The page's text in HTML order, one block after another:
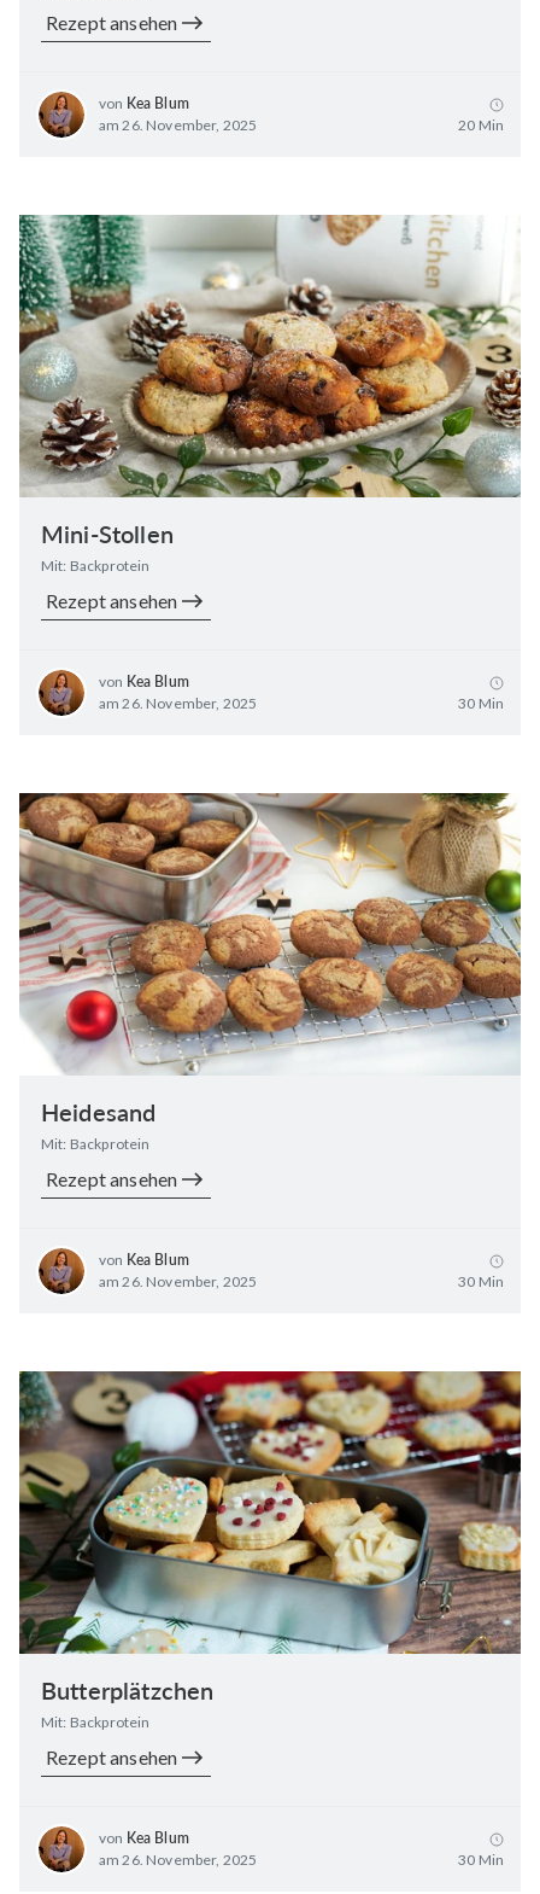
Rezept ansehen
von Kea Blum
am 26. November, 2025
20 Min
Mini-Stollen
Mit: Backprotein
Rezept ansehen
von Kea Blum
am 26. November, 2025
30 Min
Heidesand
Mit: Backprotein
Rezept ansehen
von Kea Blum
am 26. November, 2025
30 Min
Butterplätzchen
Mit: Backprotein
Rezept ansehen
von Kea Blum
am 26. November, 2025
30 Min